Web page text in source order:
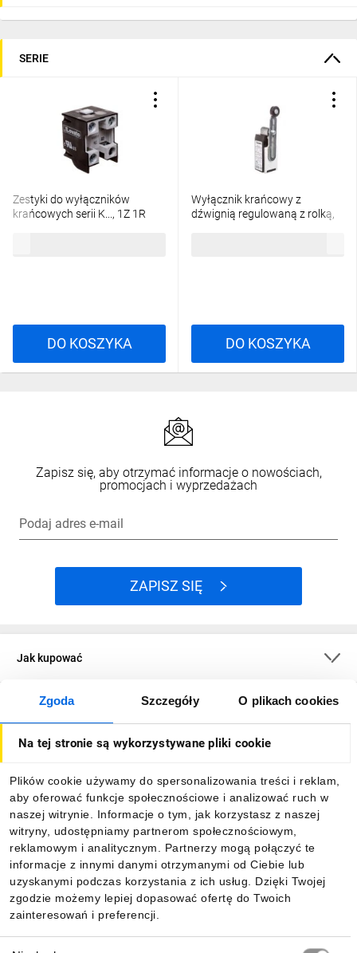
Zgoda Szczegóły O plikach cookies
Na tej stronie są wykorzystywane pliki cookie
Plików cookie używamy do spersonalizowania treści i reklam,
aby oferować funkcje społecznościowe i analizować ruch w
naszej witrynie. Informacje o tym, jak korzystasz z naszej
witryny, udostępniamy partnerom społecznościowym,
reklamowym i analitycznym. Partnerzy mogą połączyć te
informacje z innymi danymi otrzymanymi od Ciebie lub
uzyskanymi podczas korzystania z ich usług. Dzięki Twojej
zgodzie możemy lepiej dopasować ofertę do Twoich
zainteresowań i preferencji.
SERIE
Zestyki do wyłączników
krańcowych serii K..., 1Z 1R
DO KOSZYKA
Wyłącznik krańcowy z
dźwignią regulowaną z rolką,
DO KOSZYKA
Zapisz się, aby otrzymać informacje o nowościach,
promocjach i wyprzedażach
Podaj adres e-mail
ZAPISZ SIĘ
Jak kupować
O firmie
Informacje
Pobierz naszą aplikację mobilną: